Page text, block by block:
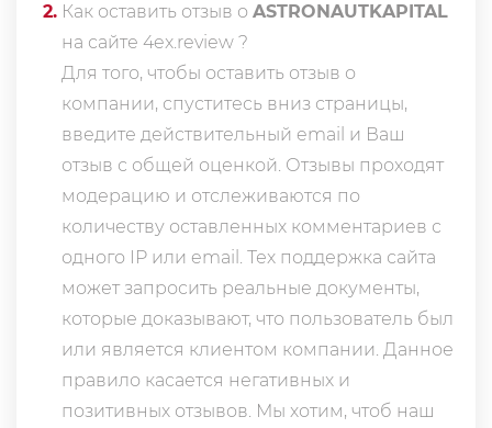
2. Как оставить отзыв о ASTRONAUTKAPITAL
на сайте 4ex.review ?
Для того, чтобы оставить отзыв о
компании, спуститесь вниз страницы,
введите действительный email и Ваш
отзыв с общей оценкой. Отзывы проходят
модерацию и отслеживаются по
количеству оставленных комментариев с
одного IP или email. Тех поддержка сайта
может запросить реальные документы,
которые доказывают, что пользователь был
или является клиентом компании. Данное
правило касается негативных и
позитивных отзывов. Мы хотим, чтоб наш